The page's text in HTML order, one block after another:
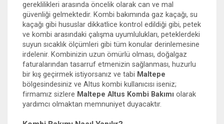
gereklilikleri arasında öncelik olarak can ve mal
güvenliği gelmektedir. Kombi bakımında gaz kaçağı, su
kaçağı gibi hususlar dikkatlice kontrol edildiği gibi, petek
ve kombi arasındaki çalışma uyumlulukları, peteklerdeki
suyun sıcaklık ölçümleri gibi tüm konular derinlemesine
irdelenir. Kombinizin uzun ömürlü olması, doğalgaz
faturalarından tasarruf etmenizin sağlanması, huzurlu
bir kış geçirmek istiyorsanız ve tabi Maltepe
bölgesindesiniz ve Altus kombi kullanıcısı iseniz;
firmamız sizlere Maltepe Altus Kombi Bakımı olarak
yardımcı olmaktan memnuniyet duyacaktır.